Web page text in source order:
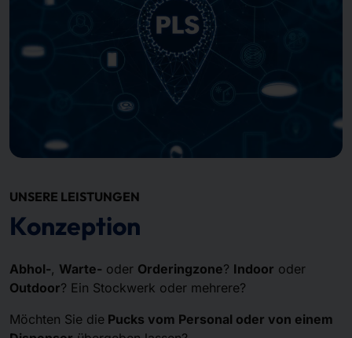
UNSERE LEISTUNGEN
Konzeption
Abhol-, Warte- oder Orderingzone? Indoor oder
Outdoor? Ein Stockwerk oder mehrere?
Möchten Sie die Pucks vom Personal oder von einem